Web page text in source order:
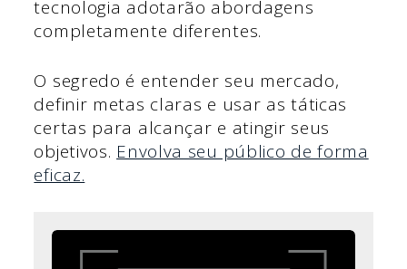
tecnologia adotarão abordagens
completamente diferentes.
O segredo é entender seu mercado,
definir metas claras e usar as táticas
certas para alcançar e atingir seus
objetivos. Envolva seu público de forma
eficaz.